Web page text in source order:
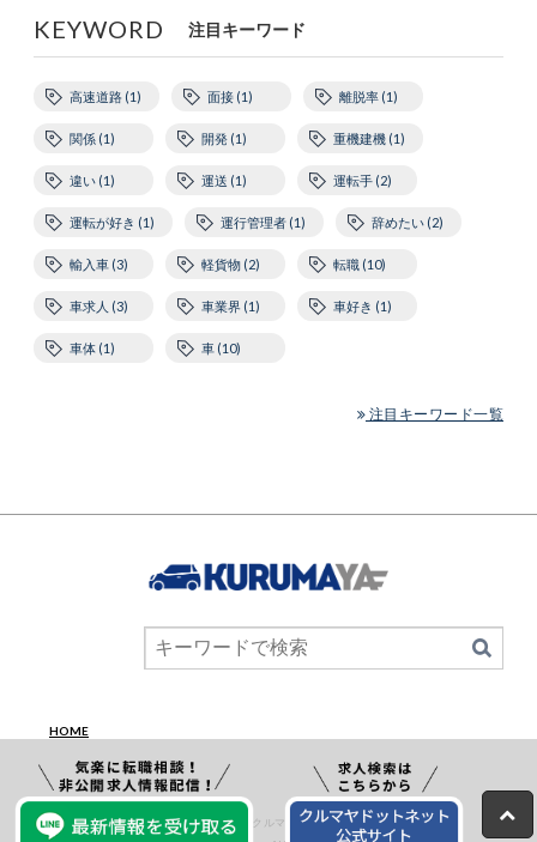
KEYWORD 注目キーワード
高速道路 (1) 面接 (1) 離脱率 (1)
関係 (1) 開発 (1) 重機建機 (1)
違い (1) 運送 (1) 運転手 (2)
運転が好き (1) 運行管理者 (1) 辞めたい (2)
輸入車 (3) 軽貨物 (2) 転職 (10)
車求人 (3) 車業界 (1) 車好き (1)
車体 (1) 車 (10)
注目キーワード一覧
HOME
Copyright © 面接 アーカイブ - クルマヤマガジン 【転職公式サイト】